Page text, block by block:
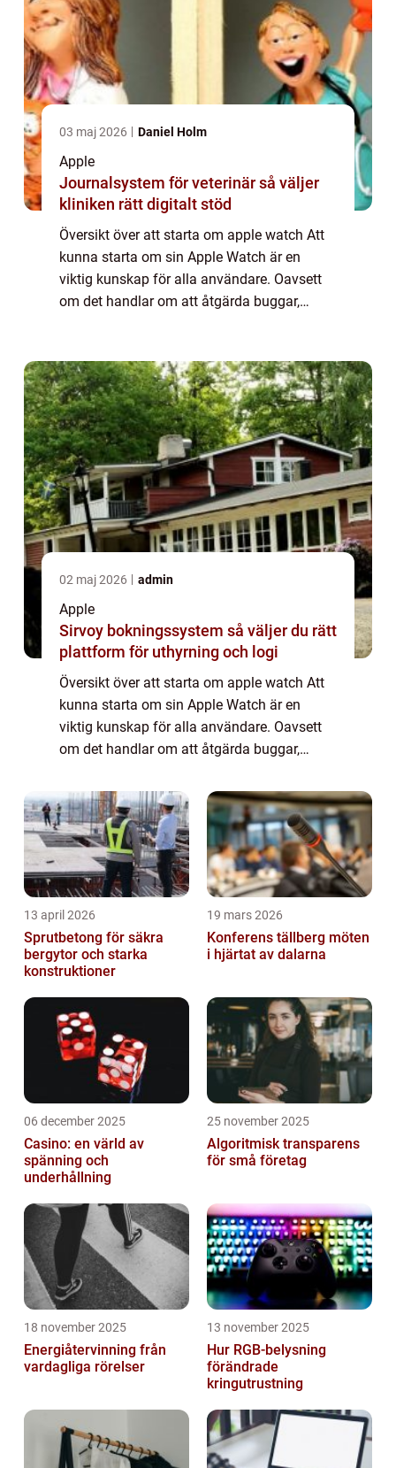
03 maj 2026 Daniel Holm
Apple
Journalsystem för veterinär så väljer
kliniken rätt digitalt stöd
Översikt över att starta om apple watch Att
kunna starta om sin Apple Watch är en
viktig kunskap för alla användare. Oavsett
om det handlar om att åtgärda buggar,
02 maj 2026 admin
Apple
Sirvoy bokningssystem så väljer du rätt
plattform för uthyrning och logi
Översikt över att starta om apple watch Att
kunna starta om sin Apple Watch är en
viktig kunskap för alla användare. Oavsett
om det handlar om att åtgärda buggar,
till fabriksinställningar, kan en omstart ...
13 april 2026
Sprutbetong för säkra
bergytor och starka
konstruktioner
19 mars 2026
Konferens tällberg möten
i hjärtat av dalarna
06 december 2025
Casino: en värld av
spänning och
underhållning
25 november 2025
Algoritmisk transparens
för små företag
18 november 2025
Energiåtervinning från
vardagliga rörelser
13 november 2025
Hur RGB-belysning
förändrade
kringutrustning